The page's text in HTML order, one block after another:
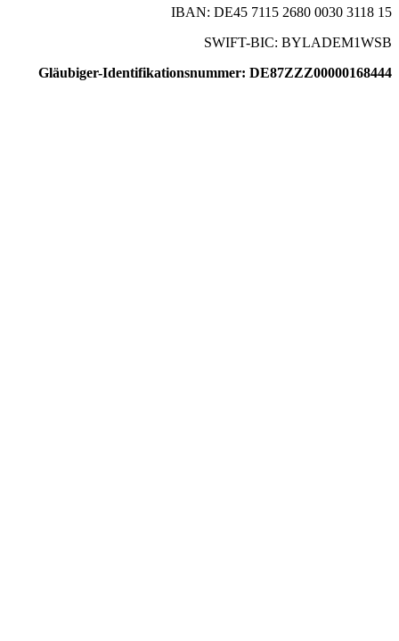
IBAN: DE45 7115 2680 0030 3118 15
SWIFT-BIC: BYLADEM1WSB
Gläubiger-Identifikationsnummer: DE87ZZZ00000168444